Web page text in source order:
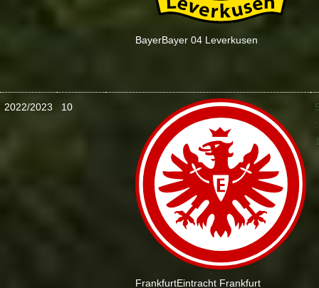
BayerBayer 04 Leverkusen
2022/2023 10
FrankfurtEintracht Frankfurt
: